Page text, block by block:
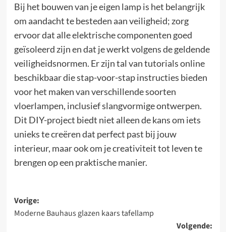
Bij het bouwen van je eigen lamp is het belangrijk
om aandacht te besteden aan veiligheid; zorg
ervoor dat alle elektrische componenten goed
geïsoleerd zijn en dat je werkt volgens de geldende
veiligheidsnormen. Er zijn tal van tutorials online
beschikbaar die stap-voor-stap instructies bieden
voor het maken van verschillende soorten
vloerlampen, inclusief slangvormige ontwerpen.
Dit DIY-project biedt niet alleen de kans om iets
unieks te creëren dat perfect past bij jouw
interieur, maar ook om je creativiteit tot leven te
brengen op een praktische manier.
Bericht
navigatie
Vorige:
Moderne Bauhaus glazen kaars tafellamp
Volgende: